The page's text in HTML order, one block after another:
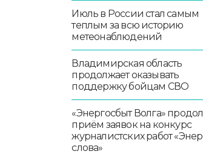
Июль в России стал самым
теплым за всю историю
метеонаблюдений
Владимирская область
продолжает оказывать
поддержку бойцам СВО
«Энергосбыт Волга»
приём заявок на конкурс
журналистских работ
слова»